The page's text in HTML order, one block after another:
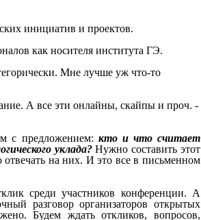
инициатив и проектов.
как носителя института ГЭ.
Мне лучше уж что-то
А все эти онлайны, скайпы и проч. -
с предложением: кто и что считает
уклада?Нужно составить этот
на них. И это все в письменном
среди участников конференции. А
разговор организаторов открытых
Будем ждать откликов, вопросов,